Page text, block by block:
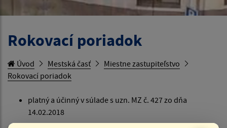
Rokovací poriadok
Úvod Mestská časť
Miestne zastupiteľstvo
Rokovací poriadok
platný a účinný v súlade s uzn. MZ č. 427 zo dňa
14.02.2018